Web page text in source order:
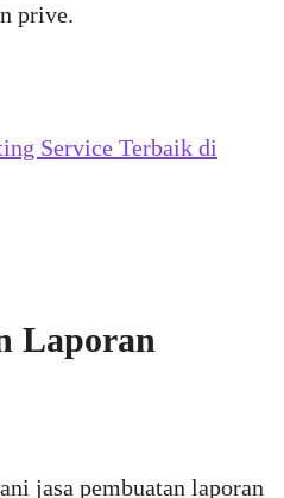
prive.
Service Terbaik di
Laporan
jasa pembuatan laporan